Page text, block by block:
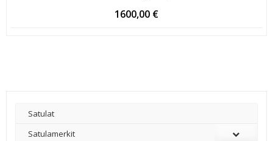
1600,00 €
Satulat
Satulamerkit